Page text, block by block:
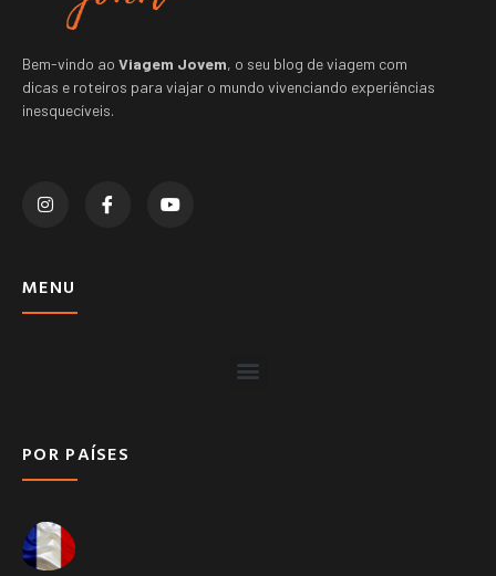
Bem-vindo ao Viagem Jovem, o seu blog de viagem com
dicas e roteiros para viajar o mundo vivenciando experiências
inesquecíveis.
MENU
POR PAÍSES